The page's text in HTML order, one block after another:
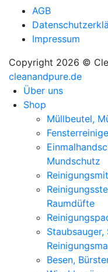
AGB
Impressum
Copyright 2026 ©
cleanandpure.de
Über uns
Shop
Müllbeutel,
Mundschutz
Raumdüfte
Staubsauger,
Besen,